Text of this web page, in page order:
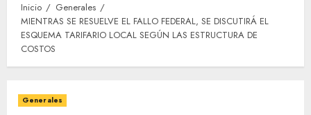
Inicio
Generales
MIENTRAS SE RESUELVE EL FALLO FEDERAL, SE DISCUTIRÁ EL
ESQUEMA TARIFARIO LOCAL SEGÚN LAS ESTRUCTURA DE
COSTOS
Generales